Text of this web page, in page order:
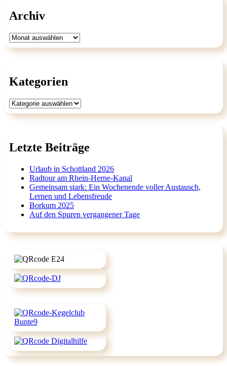
Archiv
Archiv
Kategorien
Kategorien
Letzte Beiträge
Urlaub in Schottland 2026
Radtour am Rhein-Herne-Kanal
Gemeinsam stark: Ein Wochenende voller Austausch,
Lernen und Lebensfreude
Borkum 2025
Auf den Spuren vergangener Tage